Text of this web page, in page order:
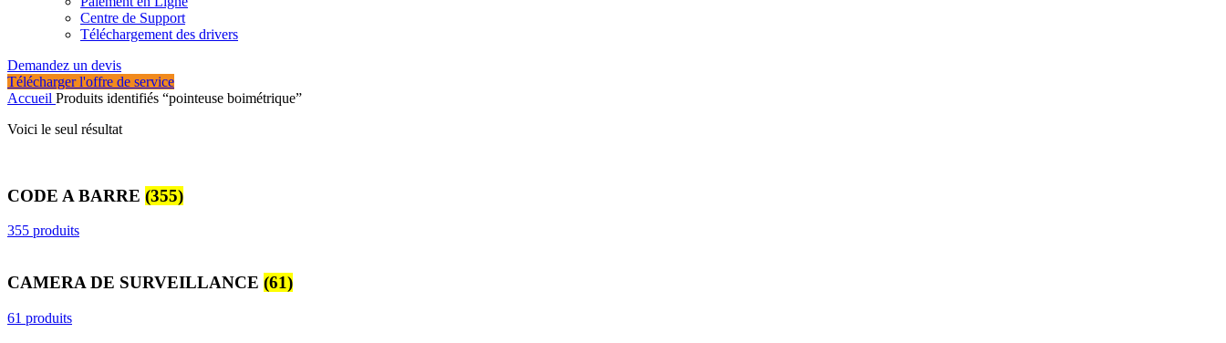
Centre de Support
Téléchargement des drivers
Demandez un devis
Télécharger l'offre de service
Accueil Produits identifiés “pointeuse boimétrique”
Voici le seul résultat
CODE A BARRE (355)
355 produits
CAMERA DE SURVEILLANCE (61)
61 produits